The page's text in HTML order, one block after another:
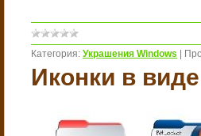
Категория: Украшения Windows
Иконки в